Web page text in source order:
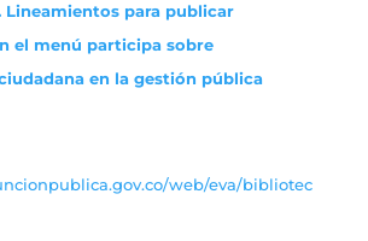
Lineamientos para publicar
el menú participa sobre
en la gestión pública
web/eva/bibliotec